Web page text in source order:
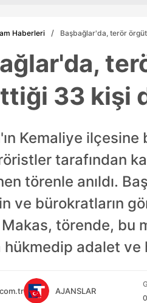
Haberleri Başbağlar'da, terör
33 kişi
Kemaliye
tarafından
törenle anıldı.
ve bürokratların
törende, bu
hükmedip adalet
AJANSLAR